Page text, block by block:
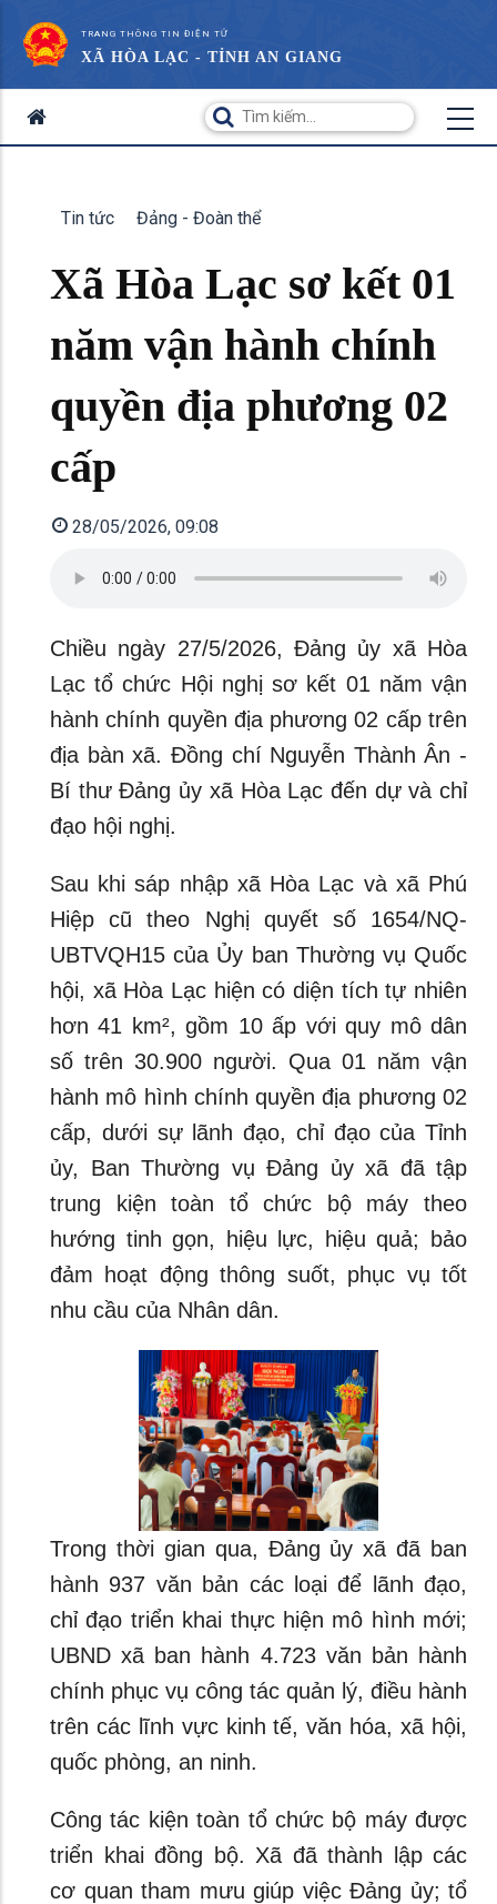
TRANG THÔNG TIN ĐIỆN TỬ
XÃ HÒA LẠC - TỈNH AN GIANG
Tin tức Đảng - Đoàn thể
Xã Hòa Lạc sơ kết 01
năm vận hành chính
quyền địa phương 02
cấp
28/05/2026, 09:08
Chiều ngày 27/5/2026, Đảng ủy xã Hòa
Lạc tổ chức Hội nghị sơ kết 01 năm vận
hành chính quyền địa phương 02 cấp trên
địa bàn xã. Đồng chí Nguyễn Thành Ân -
Bí thư Đảng ủy xã Hòa Lạc đến dự và chỉ
đạo hội nghị.
Sau khi sáp nhập xã Hòa Lạc và xã Phú
Hiệp cũ theo Nghị quyết số 1654/NQ-
UBTVQH15 của Ủy ban Thường vụ Quốc
hội, xã Hòa Lạc hiện có diện tích tự nhiên
hơn 41 km², gồm 10 ấp với quy mô dân
số trên 30.900 người. Qua 01 năm vận
hành mô hình chính quyền địa phương 02
cấp, dưới sự lãnh đạo, chỉ đạo của Tỉnh
ủy, Ban Thường vụ Đảng ủy xã đã tập
trung kiện toàn tổ chức bộ máy theo
hướng tinh gọn, hiệu lực, hiệu quả; bảo
đảm hoạt động thông suốt, phục vụ tốt
nhu cầu của Nhân dân.
Trong thời gian qua, Đảng ủy xã đã ban
hành 937 văn bản các loại để lãnh đạo,
chỉ đạo triển khai thực hiện mô hình mới;
UBND xã ban hành 4.723 văn bản hành
chính phục vụ công tác quản lý, điều hành
trên các lĩnh vực kinh tế, văn hóa, xã hội,
quốc phòng, an ninh.
Công tác kiện toàn tổ chức bộ máy được
triển khai đồng bộ. Xã đã thành lập các
cơ quan tham mưu giúp việc Đảng ủy; tổ